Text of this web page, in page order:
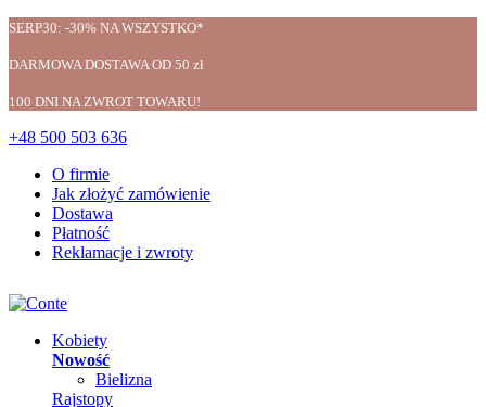
SERP30: -30% NA WSZYSTKO*
DARMOWA DOSTAWA OD 50 zł
100 DNI NA ZWROT TOWARU!
+48 500 503 636
O firmie
Jak złożyć zamówienie
Dostawa
Płatność
Reklamacje i zwroty
Kobiety
Nowość
Bielizna
Rajstopy